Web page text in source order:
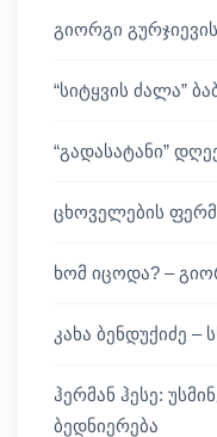
გიორგი
“სიტყვის ძალა”
“გადასატანი”
ცხოველების
ხომ იცოდა? –
კახა ბენდუქიძე –
ჰერმან ჰესე:
ბედნიერება